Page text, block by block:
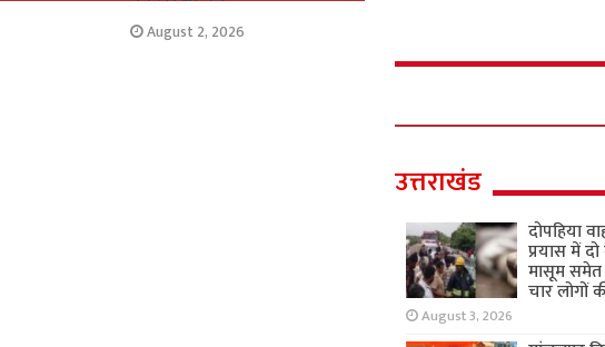
August 2, 2026
उत्तराखंड
दोपहिया
प्रयास में
मासूम समेत
चार लोगों
August 3, 2026